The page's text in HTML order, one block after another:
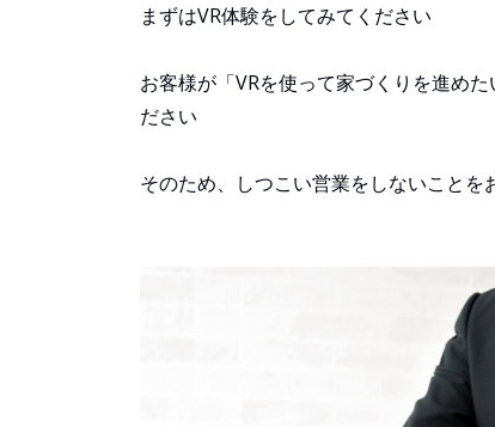
まずはVR体験をしてみてください
お客様が「VRを使って家づくりを進め
ださい
そのため、しつこい営業をしないことを